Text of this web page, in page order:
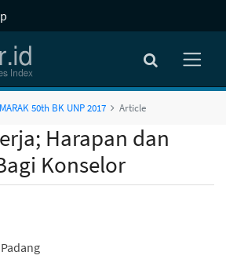
50th BK UNP 2017 Article
Harapan dan
Konselor